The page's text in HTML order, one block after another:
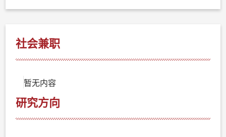
社会兼职
暂无内容
研究方向